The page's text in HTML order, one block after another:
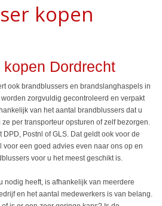
kopen
Dordrecht
ook brandblussers en brandslanghaspels in
zorgvuldig gecontroleerd en verpakt
van het aantal brandblussers dat u
per transporteur opsturen of zelf bezorgen.
Postnl of GLS. Dat geldt ook voor de
voor een goed advies even naar ons op en
voor u het meest geschikt is.
nodig heeft, is afhankelijk van meerdere
en het aantal medewerkers is van belang.